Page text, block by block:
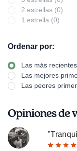
2 estrellas (0)
1 estrella (0)
Ordenar por:
Las más
Las mejores
Las peores
Opiniones de
"